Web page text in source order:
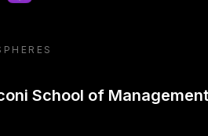
School of Management